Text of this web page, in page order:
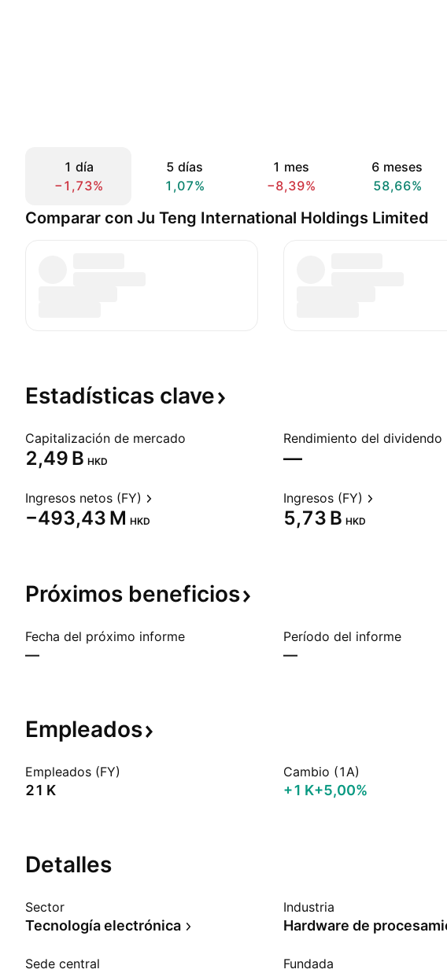
1 día
−1,73%
5 días
1,07%
1 mes
−8,39%
6 meses
58,66%
Comparar con Ju Teng International Holdings Limited
Estadísticas clave
Capitalización de mercado
‪2,49 B‬ HKD —
Ingresos netos (FY)
‪−493,43 M‬ HKD
Ingresos (FY)
‪5,73 B‬ HKD
Próximos beneficios
Fecha del próximo informe
—
Período del informe
—
Empleados
Empleados (FY)
‪21 K‬
Cambio (1A)
‪+1 K‬+5,00%
Detalles
Sector
Tecnología electrónica
Industria
Sede central Fundada